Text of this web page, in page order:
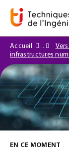
Accueil
infrastructures
EN CE MOMENT